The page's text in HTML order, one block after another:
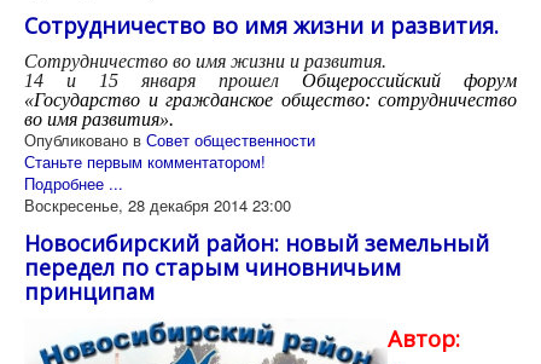
Сотрудничество во имя жизни и развития.
Сотрудничество во имя жизни и развития.
14 и 15 января прошел Общероссийский форум
«Государство и гражданское общество: сотрудничество
во имя развития».
Опубликовано в Совет общественности
Станьте первым комментатором!
Подробнее ...
Воскресенье, 28 декабря 2014 23:00
Новосибирский район: новый земельный
передел по старым чиновничьим
принципам
Автор: